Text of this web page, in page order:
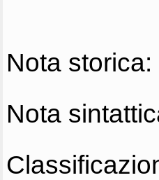
Nota storica:
Nota